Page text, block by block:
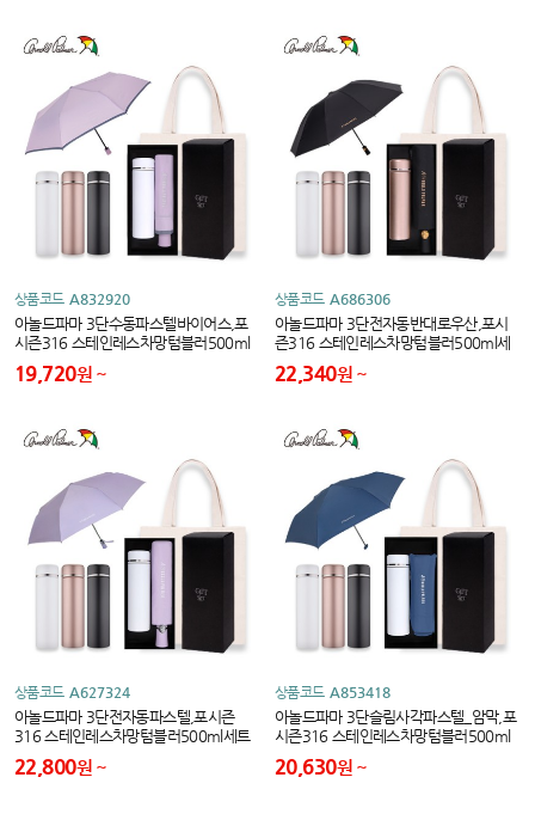
상품코드 A832920
아놀드파마 3단수동파스텔바이어스,포
시즌316 스테인레스차망텀블러500ml
세트
19,720원
상품코드 A686306
아놀드파마 3단전자동반대로우산,포시
즌316 스테인레스차망텀블러500ml세
트
22,340원
상품코드 A627324
아놀드파마 3단전자동파스텔,포시즌
316 스테인레스차망텀블러500ml세트
22,800원
상품코드 A853418
아놀드파마 3단슬림사각파스텔_암막,포
시즌316 스테인레스차망텀블러500ml
세트
20,630원